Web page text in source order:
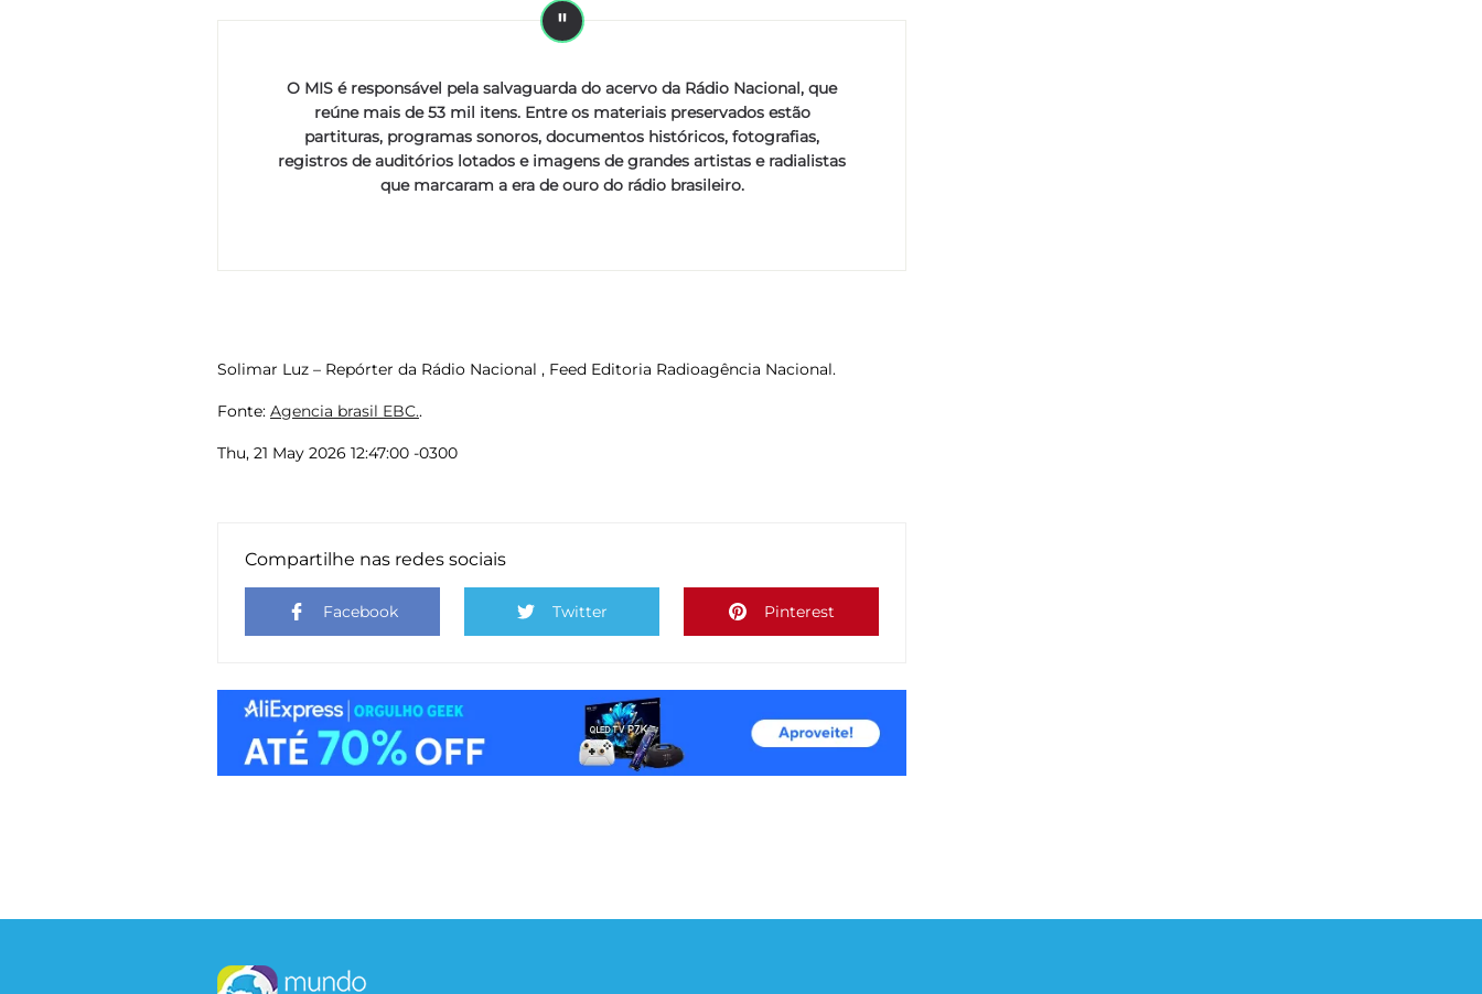
O MIS é responsável pela salvaguarda do acervo da Rádio Nacional, que
reúne mais de 53 mil itens. Entre os materiais preservados estão
partituras, programas sonoros, documentos históricos, fotografias,
registros de auditórios lotados e imagens de grandes artistas e radialistas
que marcaram a era de ouro do rádio brasileiro.
Solimar Luz – Repórter da Rádio Nacional , Feed Editoria Radioagência Nacional.
Fonte: Agencia brasil EBC..
Thu, 21 May 2026 12:47:00 -0300
Compartilhe nas redes sociais
Facebook Twitter Pinterest